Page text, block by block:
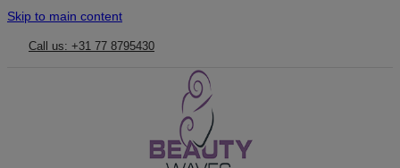
Skip to main content
Call us: +31 77 8795430